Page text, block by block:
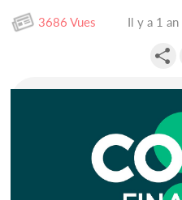
3686 Vues Il y a 1 an